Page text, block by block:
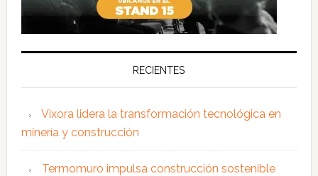
RECIENTES
Vixora lidera la transformación tecnológica en
minería y construcción
Termomuro impulsa construcción sostenible